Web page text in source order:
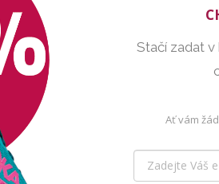
Stačí zadat v
Ať vám